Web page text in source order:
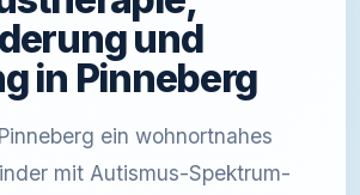
und
in Pinneberg
ein wohnortnahes
mit Autismus-Spektrum-